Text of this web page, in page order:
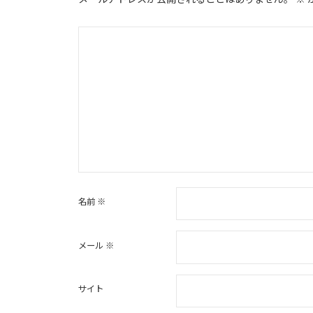
ョ
ン
名前 ※
メール ※
サイト